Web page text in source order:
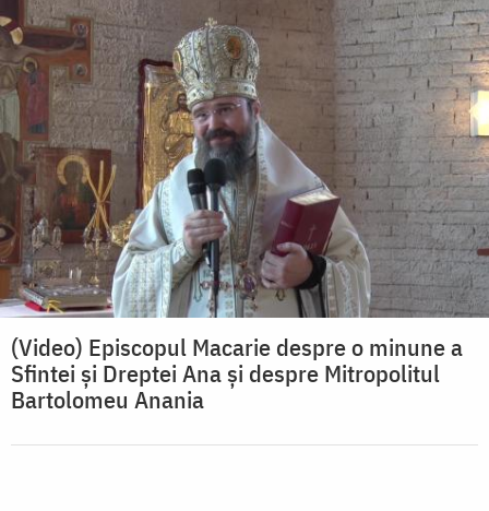
(Video) Episcopul Macarie despre o minune a
Sfintei și Dreptei Ana și despre Mitropolitul
Bartolomeu Anania